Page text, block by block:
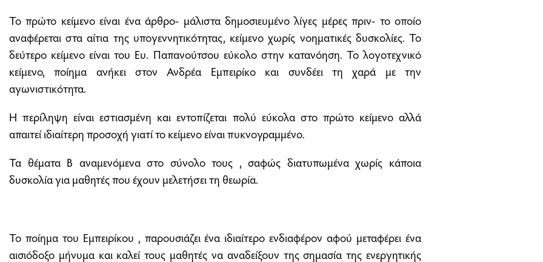
Το πρώτο κείμενο είναι ένα άρθρο- μάλιστα δημοσιευμένο λίγες μέρες πριν- το οποίο
αναφέρεται στα αίτια της υπογεννητικότητας, κείμενο χωρίς νοηματικές δυσκολίες. Το
δεύτερο κείμενο είναι του Ευ. Παπανούτσου εύκολο στην κατανόηση. Το λογοτεχνικό
κείμενο, ποίημα ανήκει στον Ανδρέα Εμπειρίκο και συνδέει τη χαρά με την
αγωνιστικότητα.
Η περίληψη είναι εστιασμένη και εντοπίζεται πολύ εύκολα στο πρώτο κείμενο αλλά
απαιτεί ιδιαίτερη προσοχή γιατί το κείμενο είναι πυκνογραμμένο.
Τα θέματα Β αναμενόμενα στο σύνολο τους , σαφώς διατυπωμένα χωρίς κάποια
δυσκολία για μαθητές που έχουν μελετήσει τη θεωρία.
Το ποίημα του Εμπειρίκου , παρουσιάζει ένα ιδιαίτερο ενδιαφέρον αφού μεταφέρει ένα
αισιόδοξο μήνυμα και καλεί τους μαθητές να αναδείξουν της σημασία της ενεργητικής